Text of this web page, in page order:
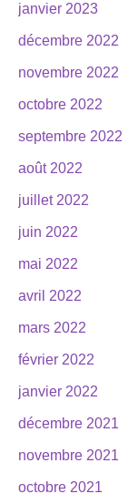
janvier 2023
décembre 2022
novembre 2022
octobre 2022
septembre 2022
août 2022
juillet 2022
juin 2022
mai 2022
avril 2022
mars 2022
février 2022
janvier 2022
décembre 2021
novembre 2021
octobre 2021